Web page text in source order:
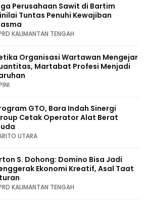
Perusahaan Sawit di Bartim
Tuntas Penuhi Kewajiban
KALIMANTAN TENGAH
Organisasi Wartawan Mengejar
Martabat Profesi Menjadi
GTO, Bara Indah Sinergi
Cetak Operator Alat Berat
UTARA
S. Dohong: Domino Bisa Jadi
Ekonomi Kreatif, Asal Taat
KALIMANTAN TENGAH